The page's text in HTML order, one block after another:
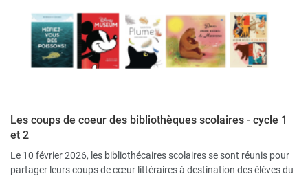
Les coups de coeur des bibliothèques scolaires - cycle 1
et 2
Le 10 février 2026, les bibliothécaires scolaires se sont réunis pour
partager leurs coups de cœur littéraires à destination des élèves du